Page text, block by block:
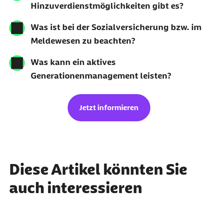
Hinzuverdienstmöglichkeiten gibt es?
Was ist bei der Sozialversicherung bzw. im
Meldewesen zu beachten?
Was kann ein aktives
Generationenmanagement leisten?
Jetzt informieren
Diese Artikel könnten Sie
auch interessieren